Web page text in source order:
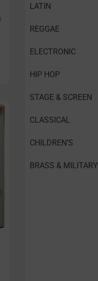
LATIN
REGGAE
ELECTRONIC
HIP HOP
STAGE & SCREEN
CLASSICAL
CHILDREN’S
BRASS & MILITARY